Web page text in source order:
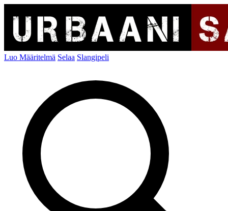
Luo Määritelmä Selaa Slangipeli